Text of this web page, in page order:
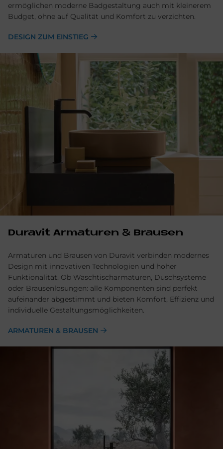
ermöglichen moderne Badgestaltung auch mit kleinerem
Budget, ohne auf Qualität und Komfort zu verzichten.
DESIGN ZUM EINSTIEG
Du­ra­vit Ar­ma­tu­ren & Brau­sen
Armaturen und Brausen von Duravit verbinden modernes
Design mit innovativen Technologien und hoher
Funktionalität. Ob Waschtischarmaturen, Duschsysteme
oder Brausenlösungen: alle Komponenten sind perfekt
aufeinander abgestimmt und bieten Komfort, Effizienz und
individuelle Gestaltungsmöglichkeiten.
ARMATUREN & BRAUSEN